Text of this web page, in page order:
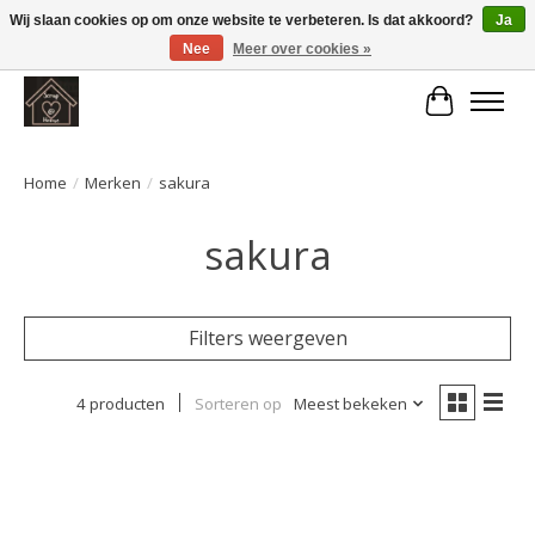
Large selection of products and fast shipping!
Home / Merken / sakura
sakura
Filters weergeven
4 producten Sorteren op Meest bekeken
Wij slaan cookies op om onze website te verbeteren. Is dat akkoord?
Ja
Nee
Meer over cookies »